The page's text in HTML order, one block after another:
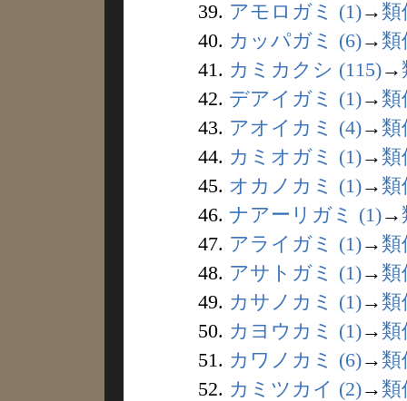
39. アモロガミ (1)→ 類
40. カッパガミ (6)→ 類
41. カミカクシ (115)→
42. デアイガミ (1)→ 類
43. アオイカミ (4)→ 類
44. カミオガミ (1)→ 類
45. オカノカミ (1)→ 類
46. ナアーリガミ (1)→
47. アライガミ (1)→ 類
48. アサトガミ (1)→ 類
49. カサノカミ (1)→ 類
50. カヨウカミ (1)→ 類
51. カワノカミ (6)→ 類
52. カミツカイ (2)→ 類